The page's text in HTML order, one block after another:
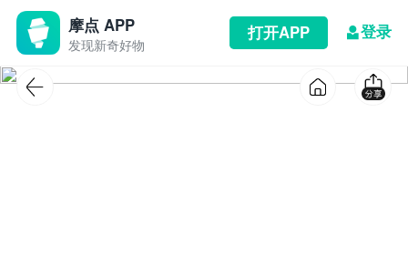
摩点 APP
发现新奇好物
打开APP 登录